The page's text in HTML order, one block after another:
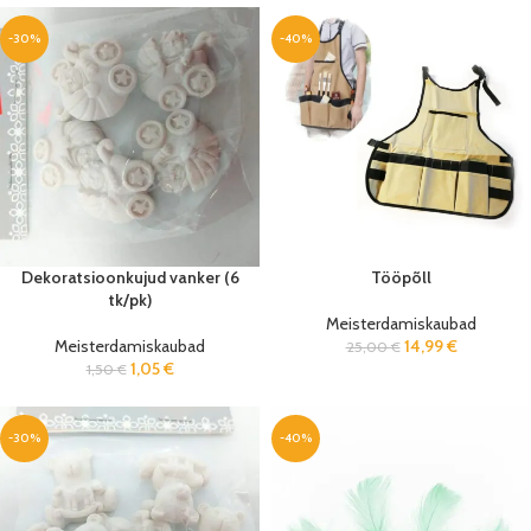
-30%
Dekoratsioonkujud vanker (6
tk/pk)
Meisterdamiskaubad
1,50€ 1,05€
-40%
Tööpõll
Meisterdamiskaubad
25,00€ 14,99€
-30% -40%